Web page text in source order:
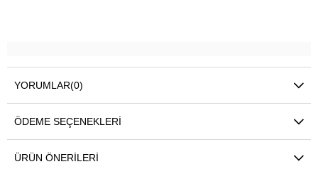
YORUMLAR(0)
ÖDEME SEÇENEKLERI
ÜRÜN ÖNERILERI